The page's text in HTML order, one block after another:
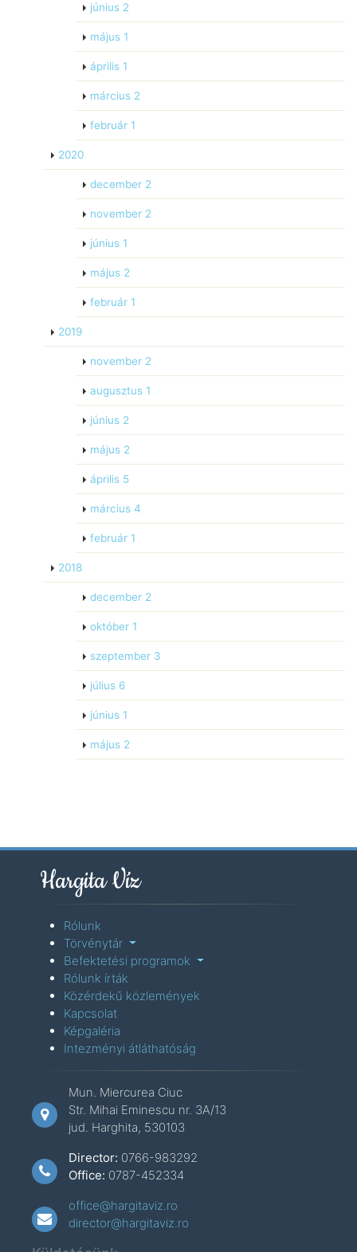
június 2
május 1
április 1
március 2
február 1
2020
december 2
november 2
június 1
május 2
február 1
2019
november 2
augusztus 1
június 2
május 2
április 5
március 4
február 1
2018
december 2
október 1
szeptember 3
július 6
június 1
május 2
Hargita Víz
Rólunk
Törvénytár
Befektetési programok
Rólunk írták
Közérdekű közlemények
Kapcsolat
Képgaléria
Intezményi átláthatóság
Mun. Miercurea Ciuc
Str. Mihai Eminescu nr. 3A/13
jud. Harghita, 530103
Director: 0766-983292
Office: 0787-452334
office@hargitaviz.ro
director@hargitaviz.ro